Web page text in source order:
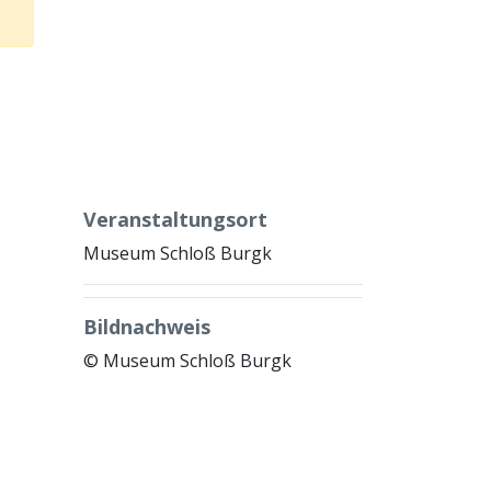
Veranstaltungsort
Museum Schloß Burgk
Bildnachweis
© Museum Schloß Burgk